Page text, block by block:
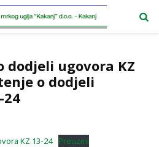
dodjeli ugovora KZ
o dodjeli
24
KZ 13-24 Preuzmi